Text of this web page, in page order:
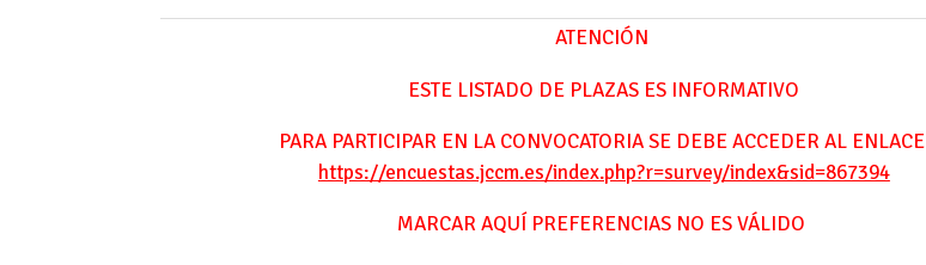
ATENCIÓN
ESTE LISTADO DE PLAZAS ES INFORMATIVO
PARA PARTICIPAR EN LA CONVOCATORIA SE DEBE ACCEDER AL ENLACE
https://encuestas.jccm.es/index.php?r=survey/index&sid=867394
MARCAR AQUÍ PREFERENCIAS NO ES VÁLIDO